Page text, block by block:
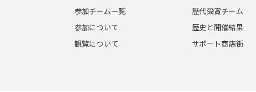
参加チーム一覧
参加について
観覧について
歴代受賞チーム
歴史と開催結果
サポート商店街